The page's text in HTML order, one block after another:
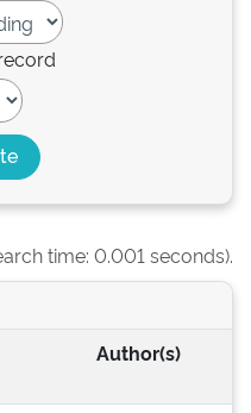
time: 0.001 seconds).
Author(s)